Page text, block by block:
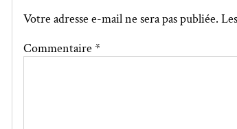
Votre adresse e-mail ne sera pas publiée.
Commentaire *